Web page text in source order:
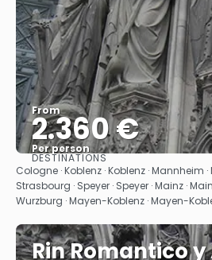
From
2.360 €
Per person
See
DESTINATIONS
Cologne · Koblenz · Koblenz · Mannheim
Strasbourg · Speyer · Speyer · Mainz ·
Wurzburg · Mayen-Koblenz · Mayen-
Rin Romantico